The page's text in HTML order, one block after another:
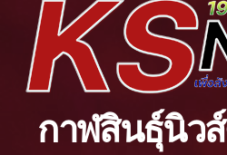
กาฬสินธุ์นิว